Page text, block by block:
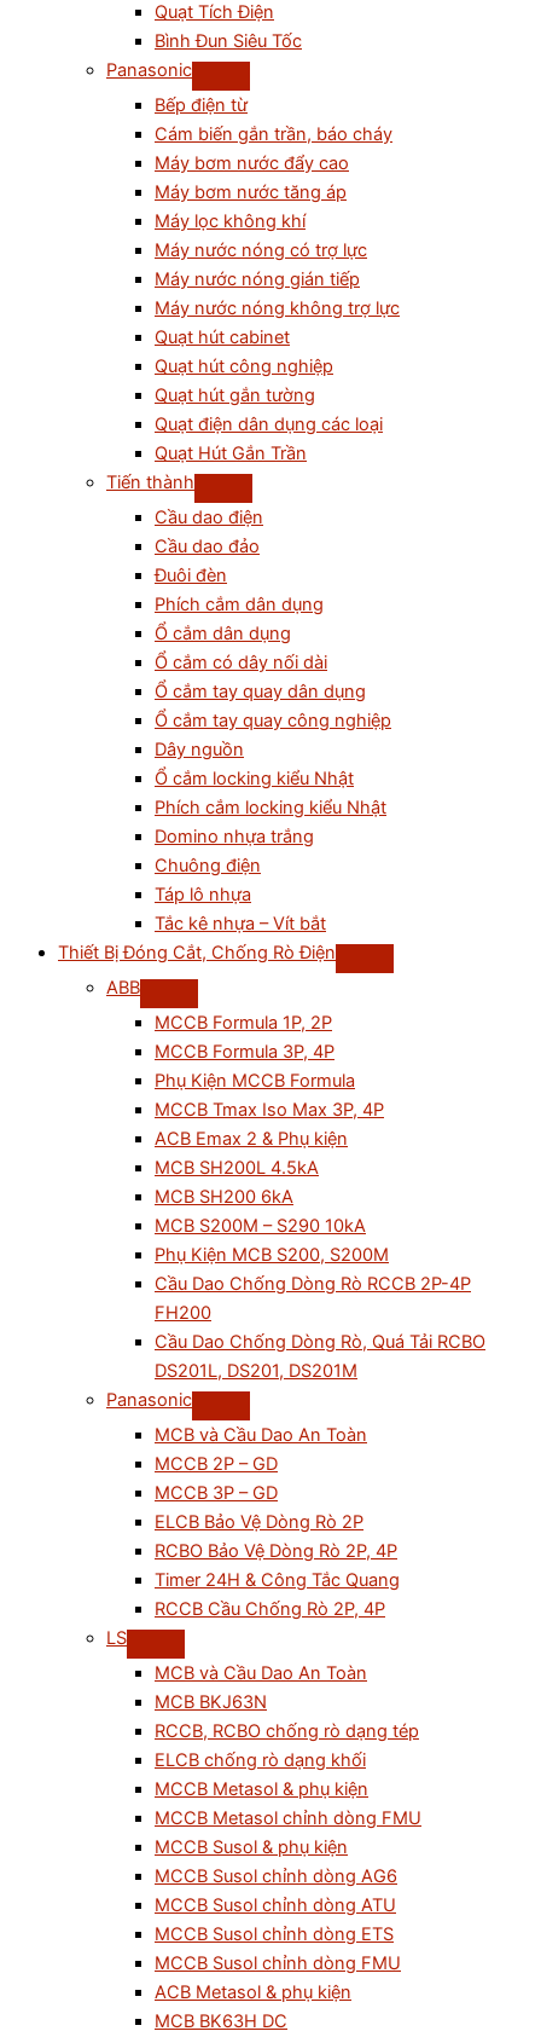
Quạt Tích Điện
Bình Đun Siêu Tốc
Panasonic
Bếp điện từ
Cám biến gắn trần, báo cháy
Máy bơm nước đẩy cao
Máy bơm nước tăng áp
Máy lọc không khí
Máy nước nóng có trợ lực
Máy nước nóng gián tiếp
Máy nước nóng không trợ lực
Quạt hút cabinet
Quạt hút công nghiệp
Quạt hút gắn tường
Quạt điện dân dụng các loại
Quạt Hút Gắn Trần
Tiến thành
Cầu dao điện
Cầu dao đảo
Đuôi đèn
Phích cắm dân dụng
Ổ cắm dân dụng
Ổ cắm có dây nối dài
Ổ cắm tay quay dân dụng
Ổ cắm tay quay công nghiệp
Dây nguồn
Ổ cắm locking kiểu Nhật
Phích cắm locking kiểu Nhật
Domino nhựa trắng
Chuông điện
Táp lô nhựa
Tắc kê nhựa – Vít bắt
Thiết Bị Đóng Cắt, Chống Rò Điện
ABB
MCCB Formula 1P, 2P
MCCB Formula 3P, 4P
Phụ Kiện MCCB Formula
MCCB Tmax Iso Max 3P, 4P
ACB Emax 2 & Phụ kiện
MCB SH200L 4.5kA
MCB SH200 6kA
MCB S200M – S290 10kA
Phụ Kiện MCB S200, S200M
Cầu Dao Chống Dòng Rò RCCB 2P-4P
FH200
Cầu Dao Chống Dòng Rò, Quá Tải RCBO
DS201L, DS201, DS201M
Panasonic
MCB và Cầu Dao An Toàn
MCCB 2P – GD
MCCB 3P – GD
ELCB Bảo Vệ Dòng Rò 2P
RCBO Bảo Vệ Dòng Rò 2P, 4P
Timer 24H & Công Tắc Quang
RCCB Cầu Chống Rò 2P, 4P
LS
MCB và Cầu Dao An Toàn
MCB BKJ63N
RCCB, RCBO chống rò dạng tép
ELCB chống rò dạng khối
MCCB Metasol & phụ kiện
MCCB Metasol chỉnh dòng FMU
MCCB Susol & phụ kiện
MCCB Susol chỉnh dòng AG6
MCCB Susol chỉnh dòng ATU
MCCB Susol chỉnh dòng ETS
MCCB Susol chỉnh dòng FMU
ACB Metasol & phụ kiện
MCB BK63H DC